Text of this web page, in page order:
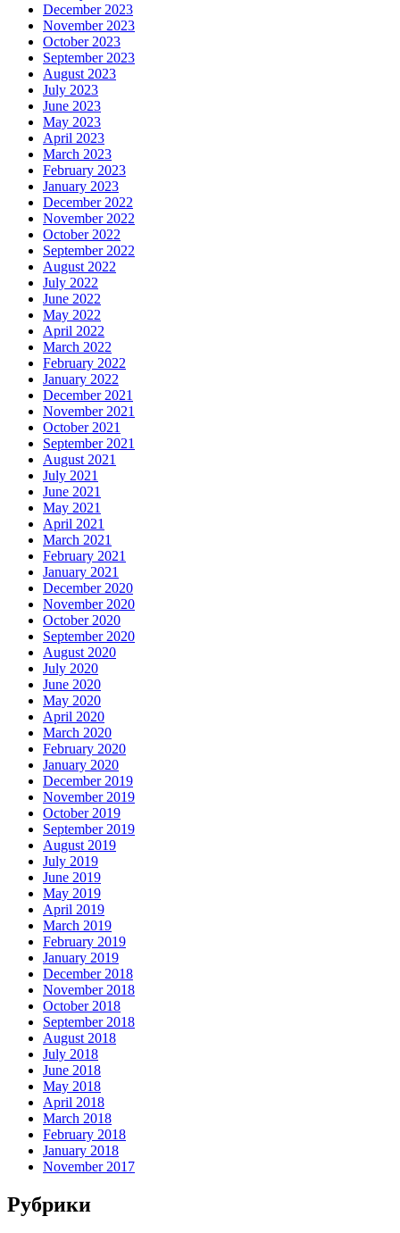
December 2023
November 2023
October 2023
September 2023
August 2023
July 2023
June 2023
May 2023
April 2023
March 2023
February 2023
January 2023
December 2022
November 2022
October 2022
September 2022
August 2022
July 2022
June 2022
May 2022
April 2022
March 2022
February 2022
January 2022
December 2021
November 2021
October 2021
September 2021
August 2021
July 2021
June 2021
May 2021
April 2021
March 2021
February 2021
January 2021
December 2020
November 2020
October 2020
September 2020
August 2020
July 2020
June 2020
May 2020
April 2020
March 2020
February 2020
January 2020
December 2019
November 2019
October 2019
September 2019
August 2019
July 2019
June 2019
May 2019
April 2019
March 2019
February 2019
January 2019
December 2018
November 2018
October 2018
September 2018
August 2018
July 2018
June 2018
May 2018
April 2018
March 2018
February 2018
January 2018
November 2017
Рубрики